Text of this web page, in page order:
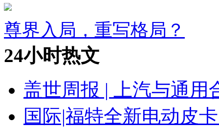
尊界入局，重写格局？
24小时热文
盖世周报 | 上汽与通用
国际|福特全新电动皮